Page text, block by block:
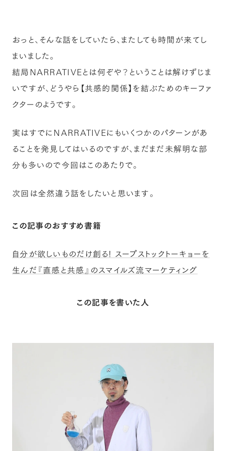
おっと、そんな話をしていたら、またしても時間が来てし
まいました。
結局NARRATIVEとは何ぞや？ということは解けずじま
いですが、どうやら【共感的関係】を結ぶためのキーファ
クターのようです。
実はすでにNARRATIVEにもいくつかのパターンがあ
ることを発見してはいるのですが、まだまだ未解明な部
分も多いので今回はこのあたりで。
次回は全然違う話をしたいと思います。
この記事のおすすめ書籍
自分が欲しいものだけ創る! スープストックトーキョーを
生んだ『直感と共感』のスマイルズ流マーケティング
この記事を書いた人